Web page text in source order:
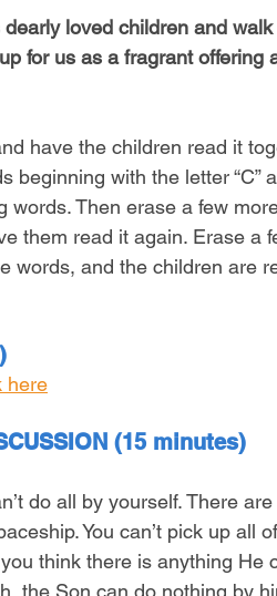
loved children and
for us as a fragrant offering
have the children read it
beginning with the letter “C”
Then erase a few
them read it again. Erase a
words, and the children are
here
(15 minutes)
do all by yourself. There
You can’t pick up all
think there is anything He
the Son can do nothing by